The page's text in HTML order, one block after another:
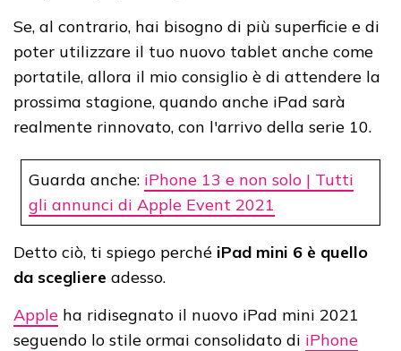
Se, al contrario, hai bisogno di più superficie e di
poter utilizzare il tuo nuovo tablet anche come
portatile, allora il mio consiglio è di attendere la
prossima stagione, quando anche iPad sarà
realmente rinnovato, con l'arrivo della serie 10.
Guarda anche: iPhone 13 e non solo | Tutti
gli annunci di Apple Event 2021
Detto ciò, ti spiego perché iPad mini 6 è quello
da scegliere adesso.
Apple ha ridisegnato il nuovo iPad mini 2021
seguendo lo stile ormai consolidato di iPhone